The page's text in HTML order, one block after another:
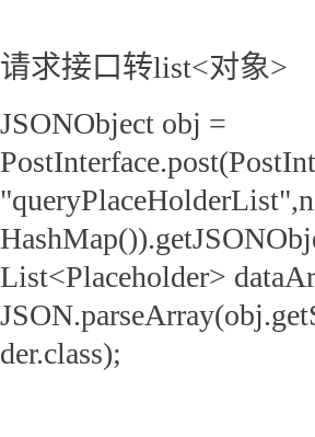
请求接口转list<对象>
JSONObject obj =
List<Placeholder>
der.class);